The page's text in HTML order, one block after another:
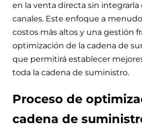
en la venta directa sin integrarla
canales. Este enfoque a
costos más altos y una gestión
optimización de la cadena de
que permitirá establecer
toda la cadena de suministro.
Proceso de
cadena de